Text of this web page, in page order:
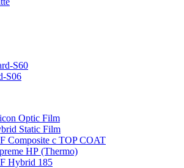
S60
S06
Optic Film
Static Film
Composite c TOP COAT
НР (Thermo)
Hybrid 185